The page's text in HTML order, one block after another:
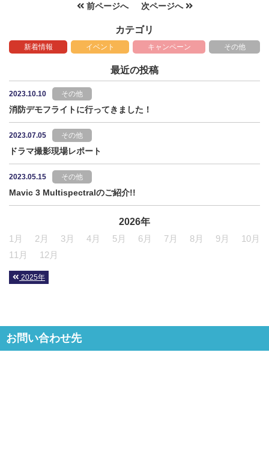
前ページへ 次ページへ
カテゴリ
新着情報 イベント キャンペーン その他
最近の投稿
2023.10.10 その他
消防デモフライトに行ってきました！
2023.07.05 その他
ドラマ撮影現場レポート
2023.05.15 その他
Mavic 3 Multispectralのご紹介!!
2026年
1月
2月 3月 4月 5月 6月 7月 8月 9月
10月
11月
12月
2025年
お問い合わせ先